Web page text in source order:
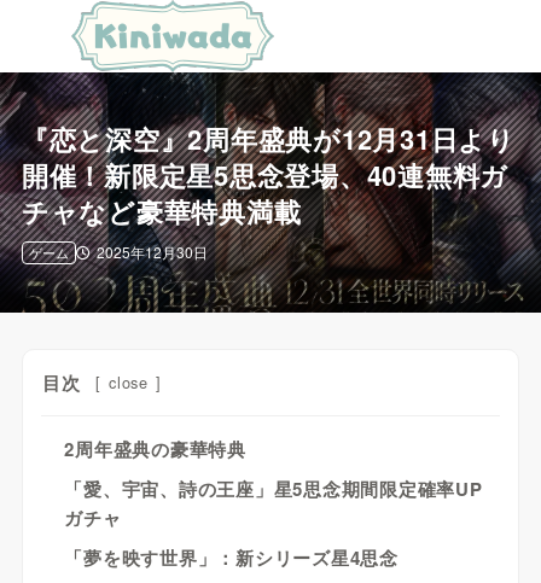
『恋と深空』2周年盛典が12月31日より
開催！新限定星5思念登場、40連無料ガ
チャなど豪華特典満載
2025年12月30日
ゲーム
目次 [ close ]
2周年盛典の豪華特典
「愛、宇宙、詩の王座」星5思念期間限定確率UP
ガチャ
「夢を映す世界」：新シリーズ星4思念